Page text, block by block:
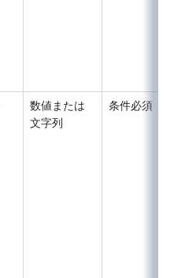
数値または
文字列
条件必須